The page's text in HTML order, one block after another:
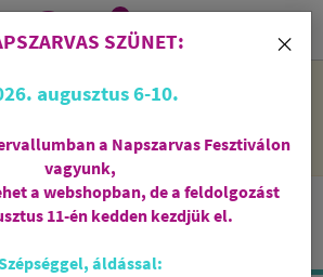
2026. augusztus 6-10 - rendelni lehet
feldolgozni őket.
0
×
SZÜNET:
augusztus 6-10.
a Napszarvas Fesztiválon
vagyunk,
a webshopban, de a feldolgozást
11-én kedden kezdjük el.
áldással: